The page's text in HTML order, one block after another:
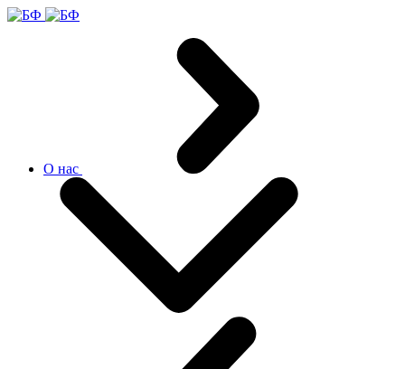
О нас